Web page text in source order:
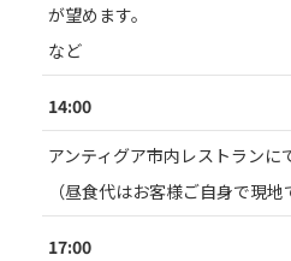
が望めます。
など
14:00
アンティグア市内レストランに
（昼食代はお客様ご自身で現地
17:00